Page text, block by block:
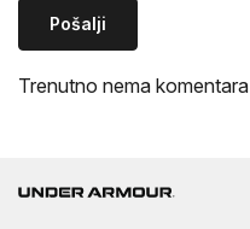
Pošalji
Trenutno nema komentara